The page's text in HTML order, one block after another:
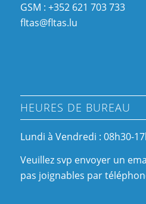
GSM : +352 621 703 733
fltas@fltas.lu
HEURES DE BUREAU
Lundi à Vendredi : 08h30-
Veuillez svp envoyer un
pas joignables par